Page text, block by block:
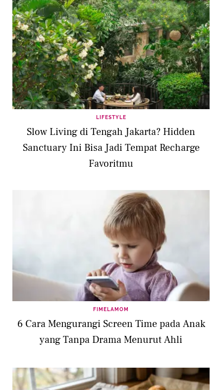
LIFESTYLE
Slow Living di Tengah Jakarta? Hidden
Sanctuary Ini Bisa Jadi Tempat Recharge
Favoritmu
FIMELAMOM
6 Cara Mengurangi Screen Time pada Anak
yang Tanpa Drama Menurut Ahli